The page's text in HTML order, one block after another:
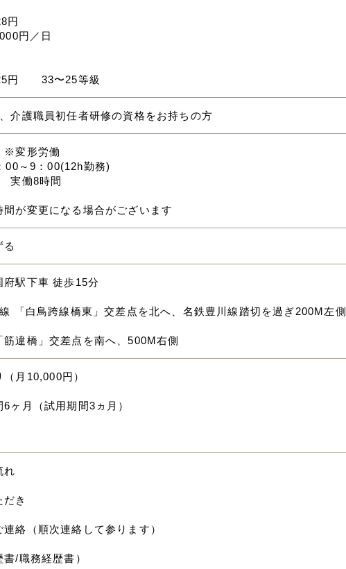
円
円／日
円 33〜25等級
介護職員初任者研修の資格をお持ちの方
※変形労働
00～9：00(12h勤務)
実働8時間
が変更になる場合がございます
る
府駅下車 徒歩15分
「白鳥跨線橋東」交差点を北へ、名鉄豊川線踏切を過ぎ200M左側
筋違橋」交差点を南へ、500M右側
月10,000円）
ヶ月（試用期間3ヵ月）
れ
き
絡（順次連絡して参ります）
/職務経歴書）